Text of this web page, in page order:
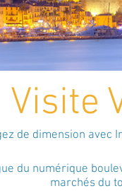
Visite
de dimension
marchés du